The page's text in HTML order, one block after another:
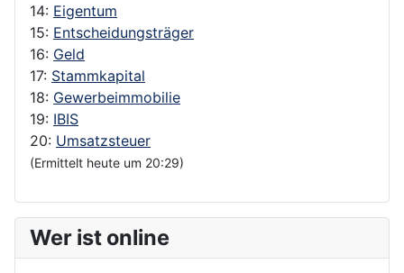
14: Eigentum
15: Entscheidungsträger
16: Geld
17: Stammkapital
18: Gewerbeimmobilie
19: IBIS
20: Umsatzsteuer
(Ermittelt heute um 20:29)
Wer ist online